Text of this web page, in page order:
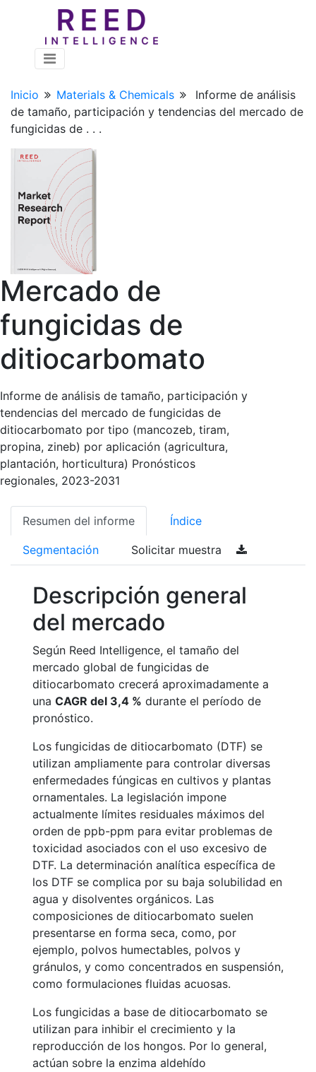
Inicio Materials & Chemicals
Informe de análisis
de tamaño, participación y tendencias del mercado de
fungicidas de . . .
Mercado de
fungicidas de
ditiocarbomato
Informe de análisis de tamaño, participación y
tendencias del mercado de fungicidas de
ditiocarbomato por tipo (mancozeb, tiram,
propina, zineb) por aplicación (agricultura,
plantación, horticultura) Pronósticos
regionales, 2023-2031
Resumen del informe Índice
Segmentación Solicitar muestra
Descripción general
del mercado
Según Reed Intelligence, el tamaño del
mercado global de fungicidas de
ditiocarbomato crecerá aproximadamente a
una CAGR del 3,4 % durante el período de
pronóstico.
Los fungicidas de ditiocarbomato (DTF) se
utilizan ampliamente para controlar diversas
enfermedades fúngicas en cultivos y plantas
ornamentales. La legislación impone
actualmente límites residuales máximos del
orden de ppb-ppm para evitar problemas de
toxicidad asociados con el uso excesivo de
DTF. La determinación analítica específica de
los DTF se complica por su baja solubilidad en
agua y disolventes orgánicos. Las
composiciones de ditiocarbomato suelen
presentarse en forma seca, como, por
ejemplo, polvos humectables, polvos y
gránulos, y como concentrados en suspensión,
como formulaciones fluidas acuosas.
Los fungicidas a base de ditiocarbomato se
utilizan para inhibir el crecimiento y la
reproducción de los hongos. Por lo general,
actúan sobre la enzima aldehído